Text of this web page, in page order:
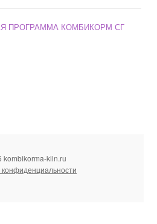
ПРОГРАММА КОМБИКОРМ СГ
kombikorma-klin.ru